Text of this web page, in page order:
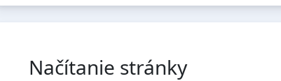
Načítanie stránky